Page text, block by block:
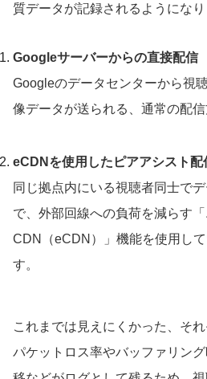
質データが記録されるようになり
Googleサーバーからの直接配信
Googleのデータセンターから視
像データが送られる、通常の配信
eCDNを使用したピアアシスト配
同じ拠点内にいる視聴者同士で
で、外部回線への負荷を減らす
CDN（eCDN）」機能を使用し
す。
これまでは見えにくかった、そ
パケットロス率やバッファリン